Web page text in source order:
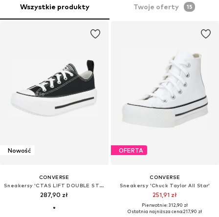
Wszystkie produkty Twoje oferty 15
Nowość
CONVERSE
Sneakersy 'CTAS LIFT DOUBLE STACK'
287,90 zł
OFERTA
CONVERSE
Sneakersy 'Chuck Taylor All Star'
251,91 zł
Pierwotnie: 312,90 zł
Ostatnia najniższa cena:217,90 zł